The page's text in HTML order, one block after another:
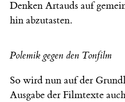
Denken Artauds auf
hin abzutasten.
Polemik gegen den Tonfilm
So wird nun auf der
Ausgabe der Filmtexte